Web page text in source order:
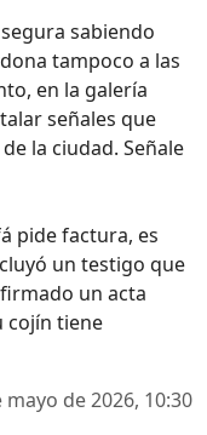
sabiendo
tampoco a las
en la galería
señales que
la ciudad. Señale
pide factura, es
un testigo que
un acta
cojín tiene
de 2026, 10:30